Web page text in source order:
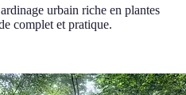
urbain riche en plantes
complet et pratique.